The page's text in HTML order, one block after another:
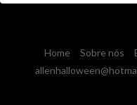
Home Sobre nós